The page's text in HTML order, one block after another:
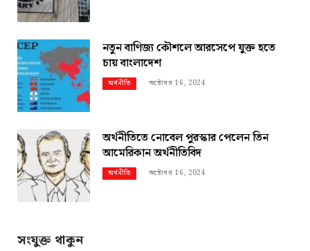
নতুন বাণিজ্য কৌশলে আরসেপে যুক্ত হতে
চায় বাংলাদেশ
অর্থনীতি অক্টোবর 16, 2024
অর্থনীতিতে নোবেল পুরস্কার পেলেন তিন
আমেরিকান অর্থনীতিবিদ
অর্থনীতি অক্টোবর 16, 2024
সংযুক্ত থাকুন